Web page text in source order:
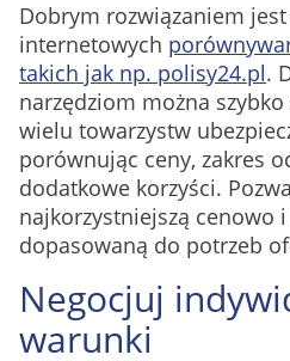
Dobrym rozwiązaniem
internetowych
takich jak np. polisy24.pl.
narzędziom można
wielu towarzystw
porównując ceny, zakres
dodatkowe korzyści.
najkorzystniejszą cenowo
dopasowaną do potrzeb
Negocjuj
warunki